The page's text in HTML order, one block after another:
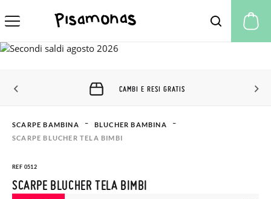
CAMBI E RESI GRATIS
SCARPE BAMBINA
BLUCHER BAMBINA
SCARPE BLUCHER TELA BIMBI
REF 0512
SCARPE BLUCHER TELA BIMBI